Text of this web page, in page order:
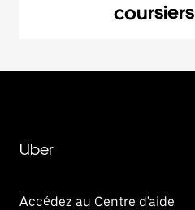
coursiers
Uber
Accédez au Centre d'aide